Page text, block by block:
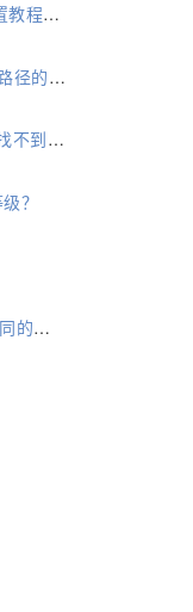
API)
法步骤
的解决方法
？
文教程